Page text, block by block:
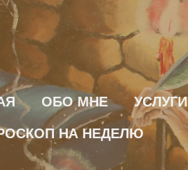
ОБО МНЕ УСЛУГИ
НА НЕДЕЛЮ